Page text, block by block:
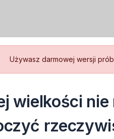
Używasz darmowej wersji
wielkości nie